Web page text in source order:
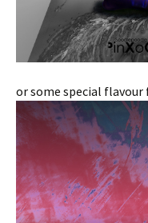
or some special flavour